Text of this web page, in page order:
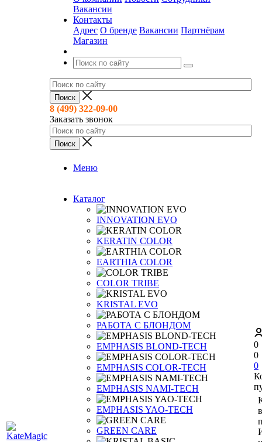
Вакансии
Контакты
Адрес О бренде Вакансии Партнёрам
Магазин
8 (499) 322-09-00
Заказать звонок
Меню
Каталог
INNOVATION EVO
KERATIN COLOR
EARTHIA COLOR
COLOR TRIBE
KRISTAL EVO
РАБОТА С БЛОНДОМ
EMPHASIS BLOND-TECH
EMPHASIS COLOR-TECH
EMPHASIS NAMI-TECH
EMPHASIS YAO-TECH
GREEN CARE
0
0
0